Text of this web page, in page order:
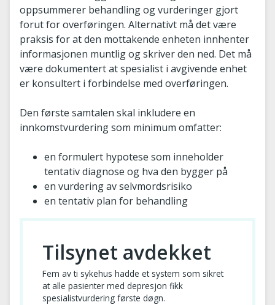
oppsummerer behandling og vurderinger gjort
forut for overføringen. Alternativt må det være
praksis for at den mottakende enheten innhenter
informasjonen muntlig og skriver den ned. Det må
være dokumentert at spesialist i avgivende enhet
er konsultert i forbindelse med overføringen.
Den første samtalen skal inkludere en
innkomstvurdering som minimum omfatter:
en formulert hypotese som inneholder
tentativ diagnose og hva den bygger på
en vurdering av selvmordsrisiko
en tentativ plan for behandling
Tilsynet avdekket
Fem av ti sykehus hadde et system som sikret
at alle pasienter med depresjon fikk
spesialistvurdering første døgn.